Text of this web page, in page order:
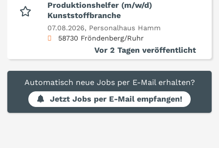
Produktionshelfer (m/w/d)
Kunststoffbranche
07.08.2026, Personalhaus Hamm
58730 Fröndenberg/Ruhr
Vor 2 Tagen veröffentlicht
Automatisch neue Jobs per E-Mail erhalten?
Jetzt Jobs per E-Mail empfangen!